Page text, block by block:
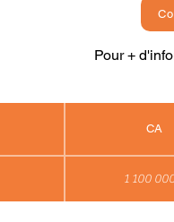
Pour +
CA
1 100